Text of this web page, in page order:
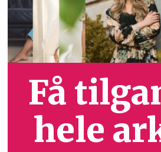
Få
hele